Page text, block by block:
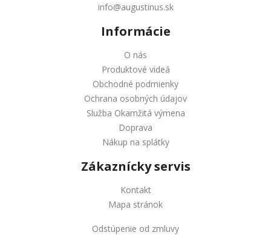
info@augustinus.sk
Informácie
O nás
Produktové videá
Obchodné podmienky
Ochrana osobných údajov
Služba Okamžitá výmena
Doprava
Nákup na splátky
Zákaznícky servis
Kontakt
Mapa stránok
Odstúpenie od zmluvy